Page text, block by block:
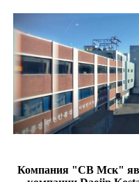
Компания "СВ Мск"